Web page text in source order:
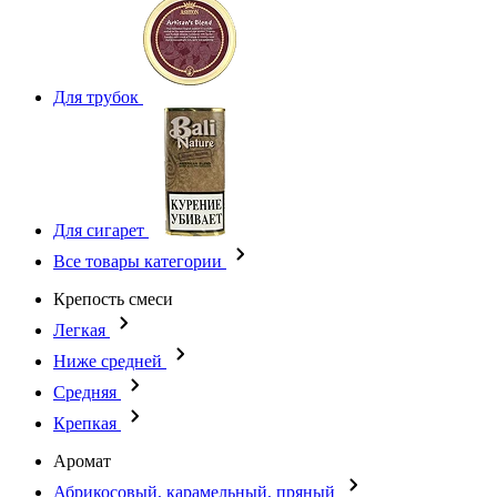
Для трубок
Для сигарет
Все товары категории
Крепость смеси
Легкая
Ниже средней
Средняя
Крепкая
Аромат
Абрикосовый, карамельный, пряный